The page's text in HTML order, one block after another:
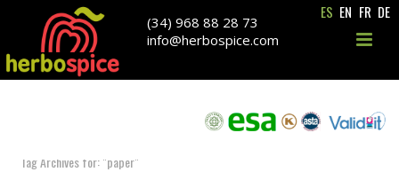
ES EN FR DE
(34) 968 88 28 73
info@herbospice.com
Tag Archives for: "paper"